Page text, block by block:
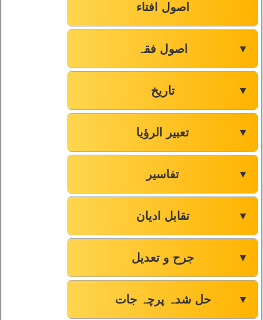
اصول افتاء
اصول فقہ ▼
تاریخ ▼
تعبیر الرؤیا ▼
تفاسیر ▼
تقابل ادیان ▼
جرح و تعدیل ▼
حل شدہ پرچہ جات ▼